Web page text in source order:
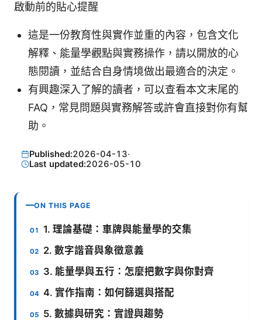
啟動前的貼心提醒
這是一份教育性與實作並重的內容，包含文化
解釋、能量學觀點與實務操作，請以開放的心
態閱讀，並結合自身情境做出最適合的決定。
有興趣深入了解的讀者，可以查看本文末尾的
FAQ，常見問題與實務解答或許會直接對你有幫
助。
Published:2026-04-13·
Last updated:2026-05-10
ON THIS PAGE
1. 理論基礎：車牌與能量學的交集
2. 數字諧音與象徵意義
3. 能量學與五行：怎麼把數字與你對齊
4. 實作指南：如何篩選與搭配
5. 數據與研究：實證與趨勢